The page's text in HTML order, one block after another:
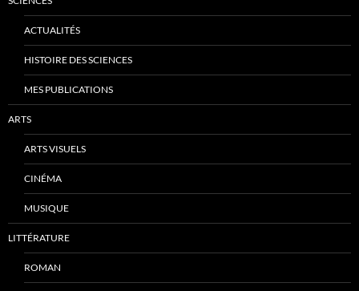
ACTUALITÉS
HISTOIRE DES SCIENCES
MES PUBLICATIONS
ARTS
ARTS VISUELS
CINÉMA
MUSIQUE
LITTÉRATURE
ROMAN